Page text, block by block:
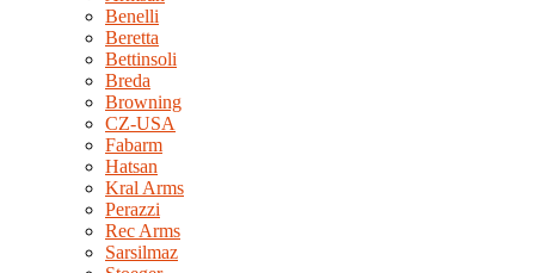
Benelli
Beretta
Bettinsoli
Breda
Browning
CZ-USA
Fabarm
Hatsan
Kral Arms
Perazzi
Rec Arms
Sarsilmaz